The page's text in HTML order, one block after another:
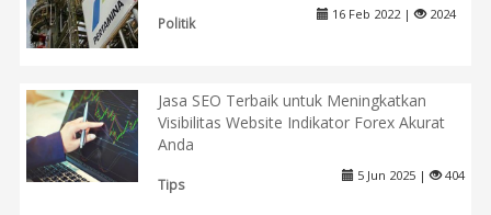
Politik
16 Feb 2022 | 2024
Jasa SEO Terbaik untuk Meningkatkan
Visibilitas Website Indikator Forex Akurat
Anda
Tips
5 Jun 2025 | 404